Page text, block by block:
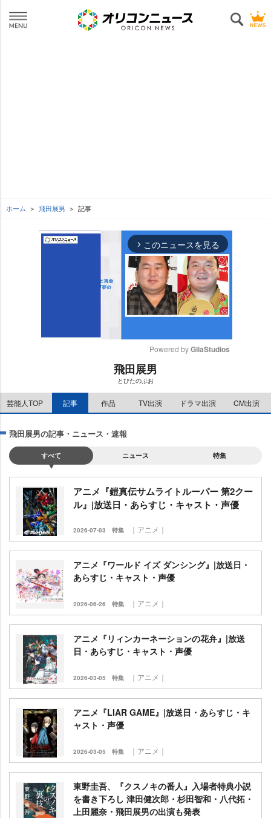
ホーム 飛田展男 記事
arrow_forward_ios このニュースを見る
e
Powered by GliaStudios
飛田展男
とびたのぶお
芸能人TOP 記事 作品 TV出演 ドラマ出演 CM出演
飛田展男の記事・ニュース・速報
すべて ニュース 特集
アニメ『鎧真伝サムライトルーパー 第2クー
ル』|放送日・あらすじ・キャスト・声優
2026-07-03 特集 ｜アニメ｜
アニメ『ワールド イズ ダンシング』|放送日・
あらすじ・キャスト・声優
2026-06-26 特集 ｜アニメ｜
アニメ『リィンカーネーションの花弁』|放送
日・あらすじ・キャスト・声優
2026-03-05 特集 ｜アニメ｜
アニメ『LIAR GAME』|放送日・あらすじ・キ
ャスト・声優
2026-03-05 特集 ｜アニメ｜
東野圭吾、『クスノキの番人』入場者特典小説
を書き下ろし 津田健次郎・杉田智和・八代拓・
上田麗奈・飛田展男の出演も発表